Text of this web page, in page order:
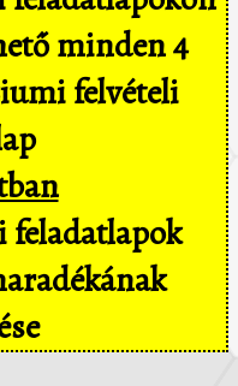
minden 4
felvételi
feladatlapok